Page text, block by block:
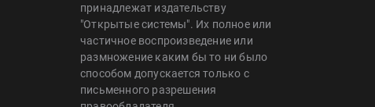
принадлежат издательству
"Открытые системы". Их полное или
частичное воспроизведение или
размножение каким бы то ни было
способом допускается только с
письменного разрешения